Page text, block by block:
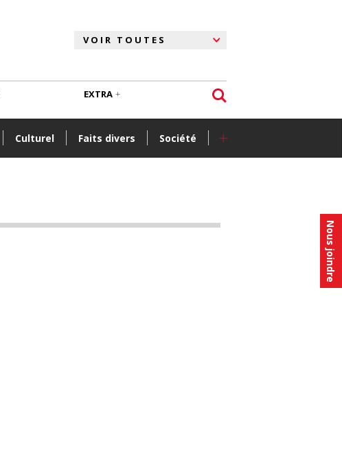
Nous joindre
Culturel Faits divers Société +
EXTRA